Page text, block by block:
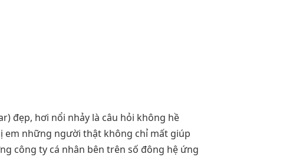
đẹp, hơi nổi nhảy là câu hỏi không hề
em những người thật không chỉ mất giúp
công ty cá nhân bên trên số đông hệ ứng